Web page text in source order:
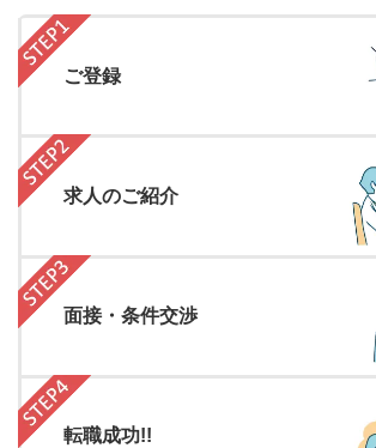
ご登録
求人のご紹介
面接・条件交渉
転職成功!!